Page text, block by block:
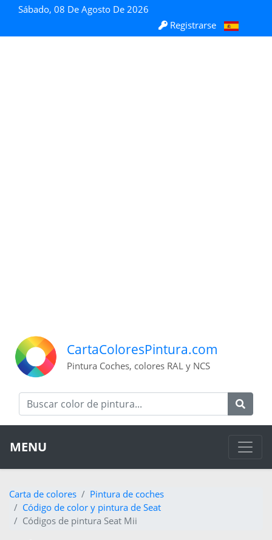
Sábado, 08 De Agosto De 2026
Registrarse
CartaColoresPintura.com
Pintura Coches, colores RAL y NCS
MENU
Carta de colores
Pintura de coches
Código de color y pintura de Seat
Códigos de pintura Seat Mii